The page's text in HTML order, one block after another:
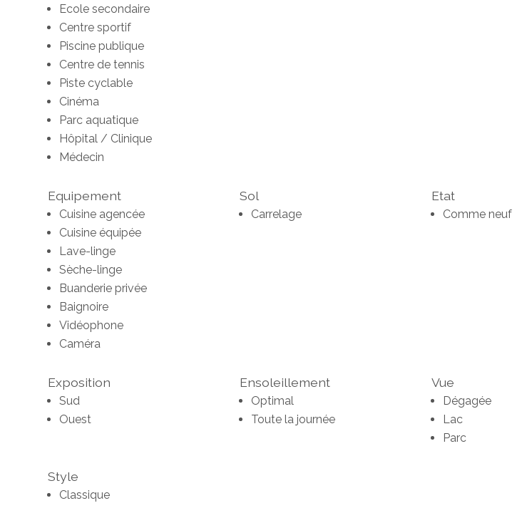
Ecole secondaire
Centre sportif
Piscine publique
Centre de tennis
Piste cyclable
Cinéma
Parc aquatique
Hôpital / Clinique
Médecin
Equipement
Cuisine agencée
Cuisine équipée
Lave-linge
Sèche-linge
Buanderie privée
Baignoire
Vidéophone
Caméra
Sol
Carrelage
Etat
Comme neuf
Exposition
Sud
Ouest
Ensoleillement
Optimal
Toute la journée
Vue
Dégagée
Lac
Parc
Style
Classique